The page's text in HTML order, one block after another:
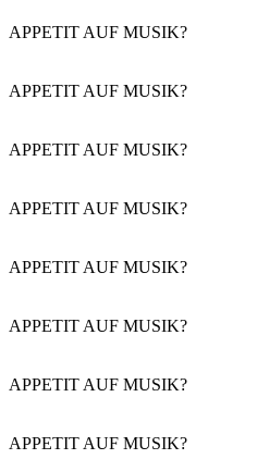
APPETIT AUF MUSIK?
APPETIT AUF MUSIK?
APPETIT AUF MUSIK?
APPETIT AUF MUSIK?
APPETIT AUF MUSIK?
APPETIT AUF MUSIK?
APPETIT AUF MUSIK?
APPETIT AUF MUSIK?